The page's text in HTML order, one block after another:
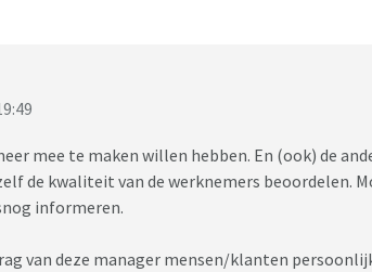
mee te maken willen hebben. En (ook) de
de kwaliteit van de werknemers beoordelen.
informeren.
van deze manager mensen/klanten